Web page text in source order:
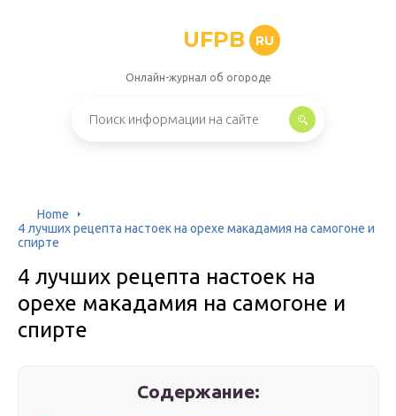
UFPB RU
Онлайн-журнал об огороде
Home
4 лучших рецепта настоек на орехе макадамия на самогоне и
спирте
4 лучших рецепта настоек на
орехе макадамия на самогоне и
спирте
Содержание: